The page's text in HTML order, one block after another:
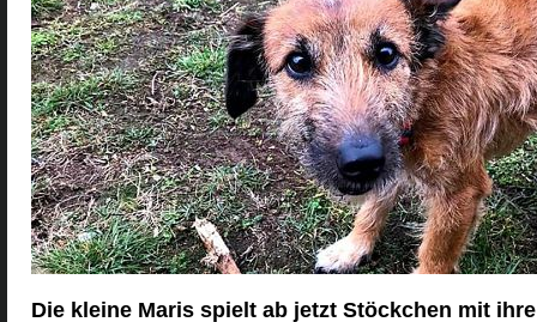
Die kleine Maris spielt ab jetzt Stöckchen mit